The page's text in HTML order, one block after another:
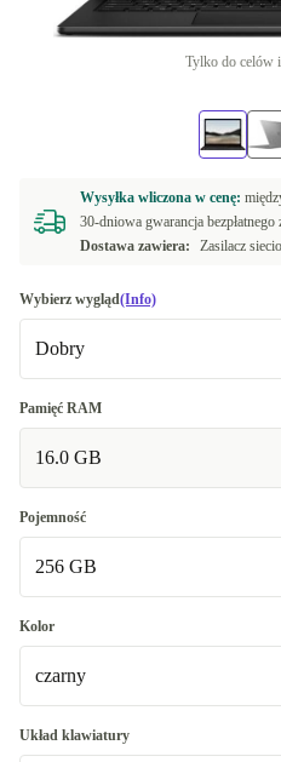
Tylko do celów
Wysyłka wliczona w cenę:
30-dniowa gwarancja bezpłatnego
Dostawa zawiera:
Zasilacz
Wybierz wygląd(Info)
Dobry
Dobry
Bardzo dobry
Doskonały
Pamięć RAM
16.0 GB
Pojemność
256 GB
256 GB
Dostępne w innych wariantach
512 GB
Kolor
czarny
czarny
Układ klawiatury